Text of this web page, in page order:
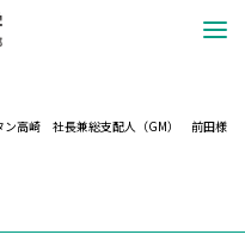
ン高崎 社長兼総支配人（GM） 前田様